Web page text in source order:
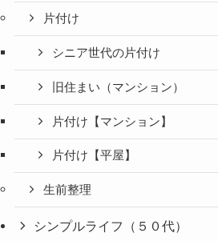
片付け
シニア世代の片付け
旧住まい（マンション）
片付け【マンション】
片付け【平屋】
生前整理
シンプルライフ（５０代）